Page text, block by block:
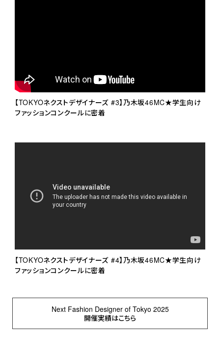
【TOKYOネクストデザイナーズ #3】乃木坂46MC★学生向け
ファッションコンクールに密着
【TOKYOネクストデザイナーズ #4】乃木坂46MC★学生向け
ファッションコンクールに密着
Next Fashion Designer of Tokyo 2025
開催実績はこちら